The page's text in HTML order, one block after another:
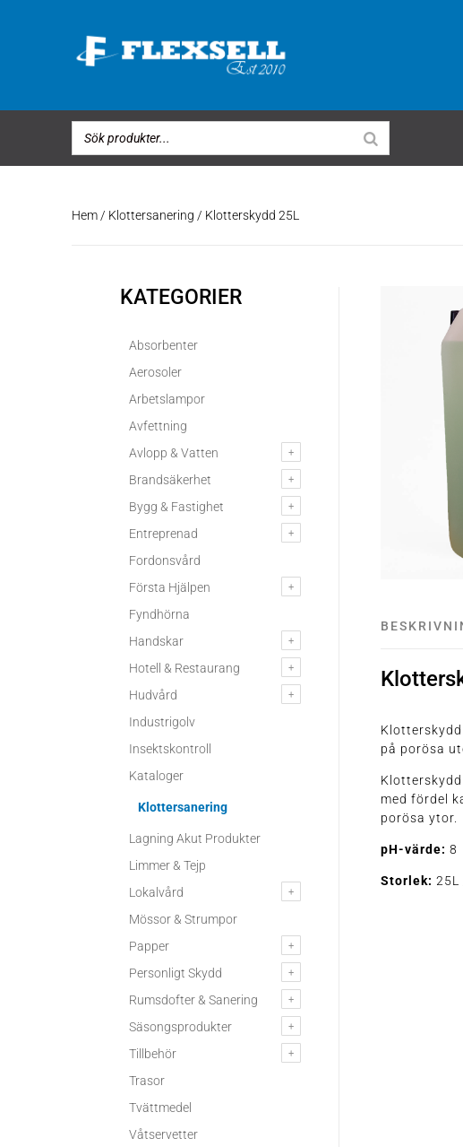
Hem/ Klottersanering / Klotterskydd 25L
KATEGORIER
Absorbenter
Aerosoler
Arbetslampor
Avfettning
Avlopp & Vatten
Brandsäkerhet
Bygg & Fastighet
Entreprenad
Fordonsvård
Första Hjälpen
Fyndhörna
Handskar
Hotell & Restaurang
Hudvård
Industrigolv
Insektskontroll
Kataloger
Klottersanering
Lagning Akut Produkter
Limmer & Tejp
Lokalvård
Mössor & Strumpor
Papper
Personligt Skydd
Rumsdofter & Sanering
Säsongsprodukter
Tillbehör
Trasor
Tvättmedel
Våtservetter
på porösa
med fördel
porösa ytor.
pH-värde: 8
Storlek: 25L